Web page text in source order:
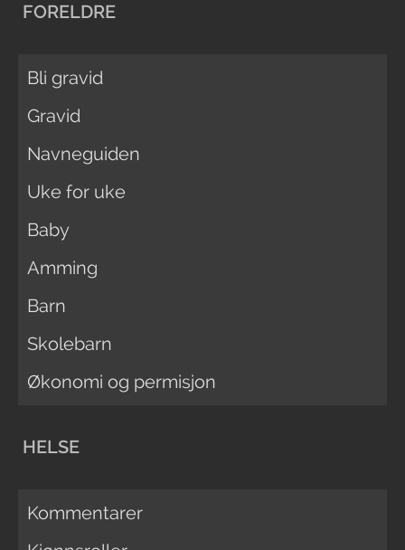
FORELDRE
Bli gravid
Gravid
Navneguiden
Uke for uke
Baby
Amming
Barn
Skolebarn
Økonomi og permisjon
HELSE
Kommentarer